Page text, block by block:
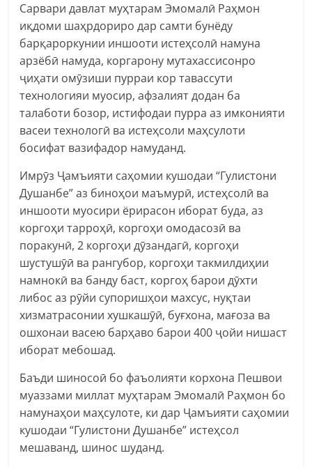
Сарвари давлат муҳтарам Эмомалӣ Раҳмон
иқдоми шаҳрдориро дар самти бунёду
барқароркунии иншооти истеҳсолӣ намуна
арзёбӣ намуда, коргарону мутахассисонро
ҷиҳати омӯзиши пурраи кор тавассути
технологияи муосир, афзалият додан ба
талаботи бозор, истифодаи пурра аз имконияти
васеи технологӣ ва истеҳсоли маҳсулоти
босифат вазифадор намуданд.
Имрӯз Ҷамъияти саҳомии кушодаи “Гулистони
Душанбе” аз биноҳои маъмурӣ, истеҳсолӣ ва
иншооти муосири ёрирасон иборат буда, аз
коргоҳи тарроҳӣ, коргоҳи омодасозӣ ва
поракунӣ, 2 коргоҳи дӯзандагӣ, коргоҳи
шустушӯӣ ва рангубор, коргоҳи такмилдиҳии
намнокӣ ва банду баст, коргоҳ барои дӯхти
либос аз рӯйи супоришҳои махсус, нуқтаи
хизматрасонии хушкашӯӣ, буғхона, мағоза ва
ошхонаи васею барҳаво барои 400 ҷойи нишаст
иборат мебошад.
Баъди шиносоӣ бо фаъолияти корхона Пешвои
муаззами миллат муҳтарам Эмомалӣ Раҳмон бо
намунаҳои маҳсулоте, ки дар Ҷамъияти саҳомии
кушодаи “Гулистони Душанбе” истеҳсол
мешаванд, шинос шуданд.